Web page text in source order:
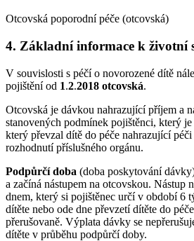
Otcovská poporodní péče (otcovská)
4. Základní informace k životní
V souvislosti s péčí o novorozené dítě
pojištění od 1.2.2018 otcovská.
Otcovská je dávkou nahrazující příjem a
stanovených podmínek pojištěnci, který
který převzal dítě do péče nahrazující
rozhodnutí příslušného orgánu.
Podpůrčí doba (doba poskytování
a začíná nástupem na otcovskou. Nástup
dnem, který si pojištěnec určí v období 6
dítěte nebo ode dne převzetí dítěte do
přerušovaně. Výplata dávky se
dítěte v průběhu podpůrčí doby.